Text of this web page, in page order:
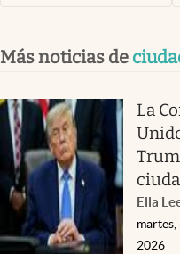
Más noticias de
La
Ella
martes,
2026